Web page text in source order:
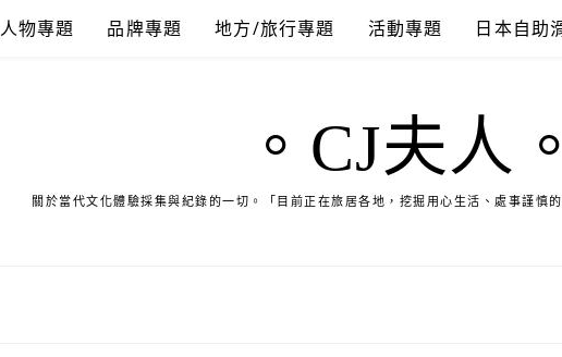
人物專題 品牌專題 地方/旅行專題 活動專題 日本自助
。CJ夫人。
關於當代文化體驗採集與紀錄的一切。「目前正在旅居各地，挖掘用心生活、處事謹慎